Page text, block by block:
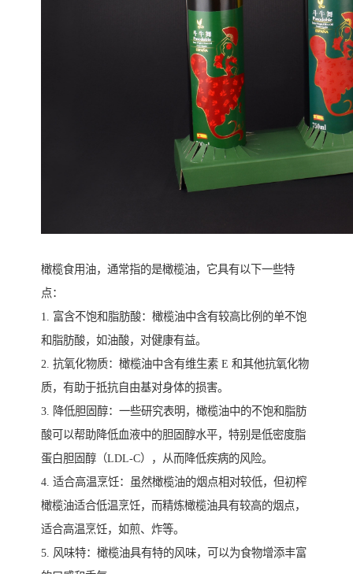
橄榄食用油，通常指的是橄榄油，它具有以下一些特
点：
1. 富含不饱和脂肪酸：橄榄油中含有较高比例的单不饱
和脂肪酸，如油酸，对健康有益。
2. 抗氧化物质：橄榄油中含有维生素 E 和其他抗氧化物
质，有助于抵抗自由基对身体的损害。
3. 降低胆固醇：一些研究表明，橄榄油中的不饱和脂肪
酸可以帮助降低血液中的胆固醇水平，特别是低密度脂
蛋白胆固醇（LDL-C），从而降低疾病的风险。
4. 适合高温烹饪：虽然橄榄油的烟点相对较低，但初榨
橄榄油适合低温烹饪，而精炼橄榄油具有较高的烟点，
适合高温烹饪，如煎、炸等。
5. 风味特：橄榄油具有特的风味，可以为食物增添丰富